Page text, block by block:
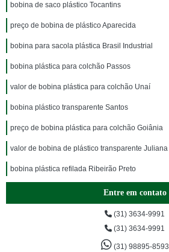
bobina de saco plástico Tocantins
preço de bobina de plástico Aparecida
bobina para sacola plástica Brasil Industrial
bobina plástica para colchão Passos
valor de bobina plástica para colchão Unaí
bobina plástico transparente Santos
preço de bobina plástica para colchão Goiânia
valor de bobina de plástico transparente Juliana
bobina plástica refilada Ribeirão Preto
Entre em contato
(31) 3634-9991
(31) 3634-9991
(31) 98895-8593